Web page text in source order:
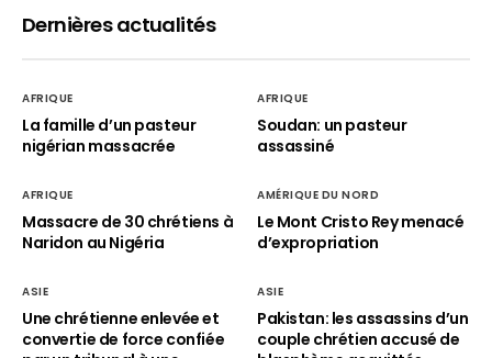
Dernières actualités
AFRIQUE
La famille d’un pasteur
nigérian massacrée
AFRIQUE
Soudan: un pasteur
assassiné
AFRIQUE
Massacre de 30 chrétiens à
Naridon au Nigéria
AMÉRIQUE DU NORD
Le Mont Cristo Rey menacé
d’expropriation
ASIE
Une chrétienne enlevée et
convertie de force confiée
ASIE
Pakistan: les assassins d’un
couple chrétien accusé de